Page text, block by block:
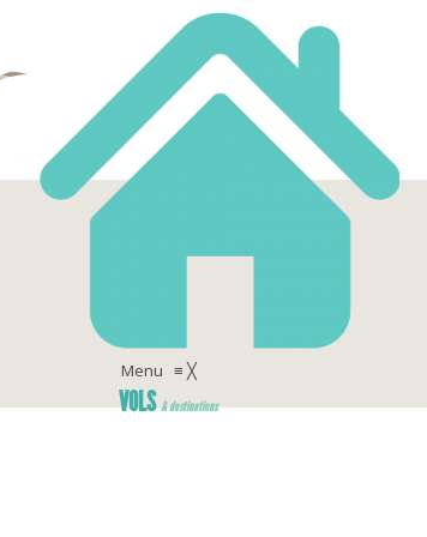
Menu ≡╳
VOLS& destinations